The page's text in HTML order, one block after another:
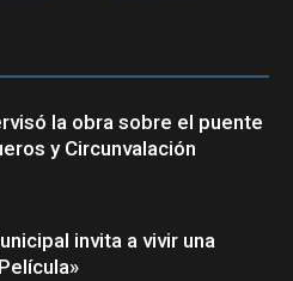
la obra sobre el puente
y Circunvalación
invita a vivir una